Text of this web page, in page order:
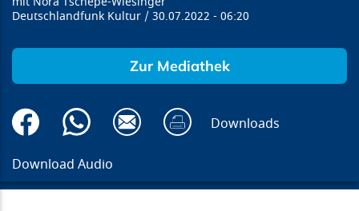
Deutschlandfunk Kultur
30.07.2022 06:20
Zur Mediathek
Downloads
Download Audio